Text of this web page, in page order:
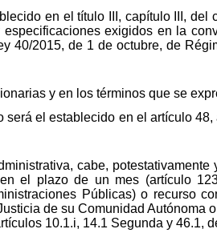
en el título III, capítulo III, del
exigidos en la
40/2015, de 1 de octubre, de
y en los términos que se
el establecido en el artículo
cabe,
el plazo de un mes (artículo
Públicas) o recurso
de su Comunidad Autónoma
10.1.i, 14.1 Segunda y 46.1,